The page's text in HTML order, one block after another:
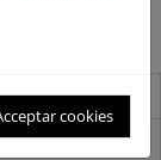
cookies